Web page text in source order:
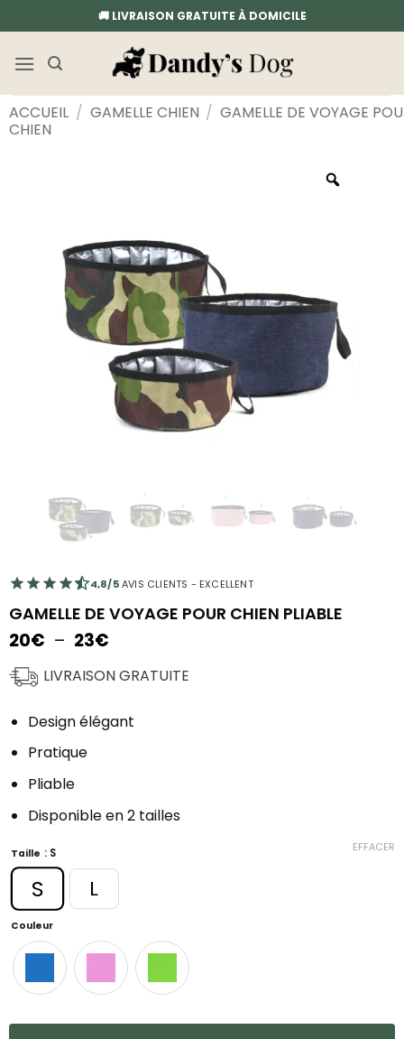
au
contenu
🚚 LIVRAISON GRATUITE À DOMICILE
ACCUEIL / GAMELLE CHIEN / GAMELLE DE VOYAGE
CHIEN
4,8/5AVIS CLIENTS - EXCELLENT
GAMELLE DE VOYAGE POUR CHIEN PLIABLE
20€ – 23€Plage
prix :
23€
LIVRAISON GRATUITE
Design élégant
Pratique
Pliable
Disponible en 2 tailles
Taille : S
S L
Couleur
EFFACER